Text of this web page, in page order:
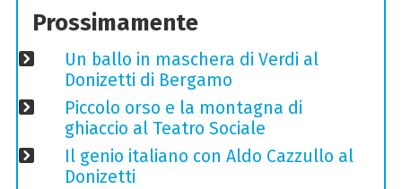
Prossimamente
Un ballo in maschera di Verdi al
Donizetti di Bergamo
Piccolo orso e la montagna di
ghiaccio al Teatro Sociale
Il genio italiano con Aldo Cazzullo al
Donizetti